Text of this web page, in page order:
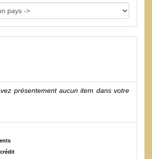
présentement aucun item dans votre